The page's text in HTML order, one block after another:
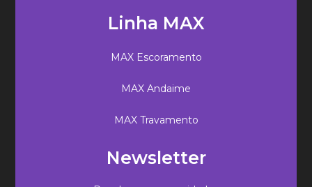
Linha MAX
MAX Escoramento
MAX Andaime
MAX Travamento
Newsletter